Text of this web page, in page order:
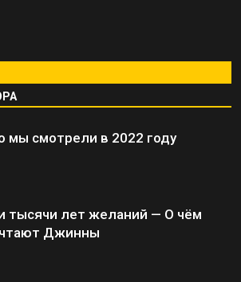
мы смотрели в 2022 году
тысячи лет желаний — О чём
Джинны